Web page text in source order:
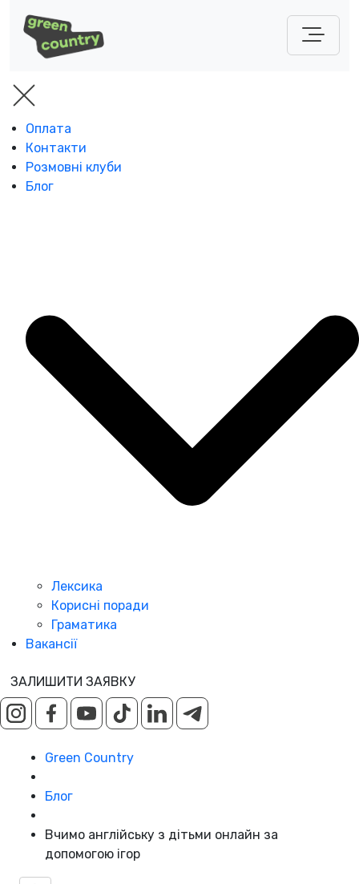
Оплата
Контакти
Розмовні клуби
Блог
Лексика
Корисні поради
Граматика
Вакансії
ЗАЛИШИТИ ЗАЯВКУ
Green Country
Блог
Вчимо англійську з дітьми онлайн за
допомогою ігор